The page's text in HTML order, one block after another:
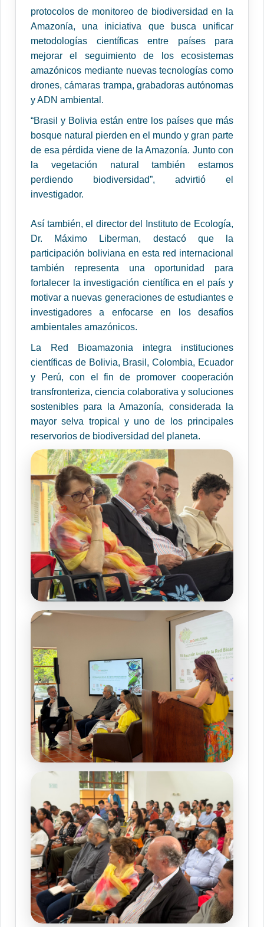
protocolos de monitoreo de biodiversidad en la
Amazonía, una iniciativa que busca unificar
metodologías científicas entre países para
mejorar el seguimiento de los ecosistemas
amazónicos mediante nuevas tecnologías como
drones, cámaras trampa, grabadoras autónomas
y ADN ambiental.
“Brasil y Bolivia están entre los países que más
bosque natural pierden en el mundo y gran parte
de esa pérdida viene de la Amazonía. Junto con
la vegetación natural también estamos
perdiendo biodiversidad”, advirtió el
investigador.
Así también, el director del Instituto de Ecología,
Dr. Máximo Liberman, destacó que la
participación boliviana en esta red internacional
también representa una oportunidad para
fortalecer la investigación científica en el país y
motivar a nuevas generaciones de estudiantes e
investigadores a enfocarse en los desafíos
ambientales amazónicos.
La Red Bioamazonia integra instituciones
científicas de Bolivia, Brasil, Colombia, Ecuador
y Perú, con el fin de promover cooperación
transfronteriza, ciencia colaborativa y soluciones
sostenibles para la Amazonía, considerada la
mayor selva tropical y uno de los principales
reservorios de biodiversidad del planeta.